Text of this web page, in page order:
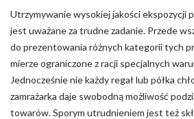
Utrzymywanie wysokiej jakości ekspozycji
jest uważane za trudne zadanie. Przede
do prezentowania różnych kategorii tych
mierze ograniczone z racji specjalnych
Jednocześnie nie każdy regał lub półka
zamrażarka daje swobodną możliwość
towarów. Sporym utrudnieniem jest też
Odrzuć
Zapisz moje
Akceptuj wszystko